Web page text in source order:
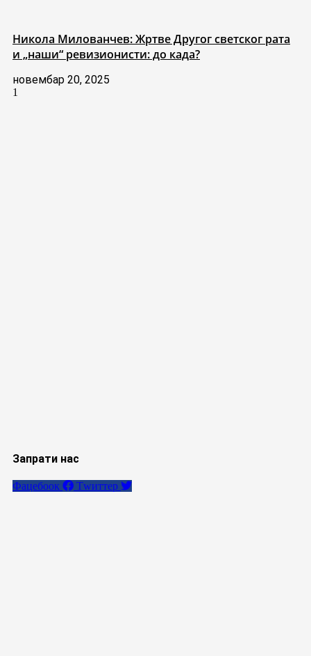
Никола Милованчев: Жртве Другог светског рата
и „наши“ ревизионисти: до када?
новембар 20, 2025
Запрати нас
Фацебоок Тwиттер